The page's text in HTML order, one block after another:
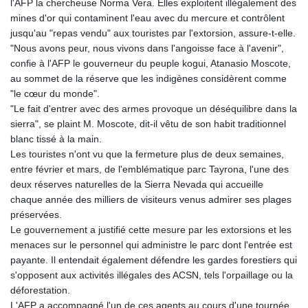
l'AFP la chercheuse Norma Vera. Elles exploitent illégalement des
mines d'or qui contaminent l'eau avec du mercure et contrôlent
jusqu'au "repas vendu" aux touristes par l'extorsion, assure-t-elle.
"Nous avons peur, nous vivons dans l'angoisse face à l'avenir",
confie à l'AFP le gouverneur du peuple kogui, Atanasio Moscote,
au sommet de la réserve que les indigènes considèrent comme
"le cœur du monde".
"Le fait d'entrer avec des armes provoque un déséquilibre dans la
sierra", se plaint M. Moscote, dit-il vêtu de son habit traditionnel
blanc tissé à la main.
Les touristes n'ont vu que la fermeture plus de deux semaines,
entre février et mars, de l'emblématique parc Tayrona, l'une des
deux réserves naturelles de la Sierra Nevada qui accueille
chaque année des milliers de visiteurs venus admirer ses plages
préservées.
Le gouvernement a justifié cette mesure par les extorsions et les
menaces sur le personnel qui administre le parc dont l'entrée est
payante. Il entendait également défendre les gardes forestiers qui
s'opposent aux activités illégales des ACSN, tels l'orpaillage ou la
déforestation.
L'AFP a accompagné l'un de ces agents au cours d'une tournée